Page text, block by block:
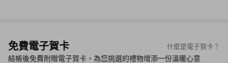
免費電子賀卡 什麼是電子賀卡？
結帳後免費附贈電子賀卡，為您挑選的禮物增添一份溫暖心意